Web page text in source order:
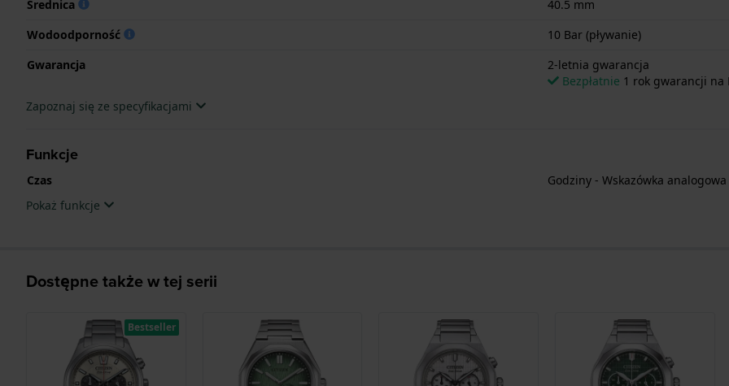
Średnica
40.5 mm
Wodoodporność
10 Bar (pływanie)
Gwarancja
2-letnia gwarancja
Bezpłatnie 1 rok gwarancji
Zapoznaj się ze specyfikacjami
Funkcje
Czas
Godziny - Wskazówka analogowa
Pokaż funkcje
Dostępne także w tej serii
Bestseller